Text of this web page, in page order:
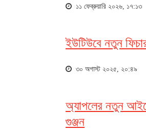
১১ ফেব্রুয়ারি ২০২৬, ১৭:১৩
ইউটিউবে নতুন
৩০ অগাস্ট ২০২৫, ২০:৪৯
অ্যাপলের নতুন
গুঞ্জন